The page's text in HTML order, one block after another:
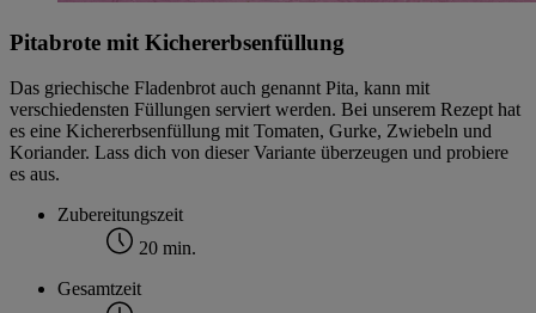
Pitabrote mit Kichererbsenfüllung
Das griechische Fladenbrot auch genannt Pita, kann mit
verschiedensten Füllungen serviert werden. Bei unserem Rezept hat
es eine Kichererbsenfüllung mit Tomaten, Gurke, Zwiebeln und
Koriander. Lass dich von dieser Variante überzeugen und probiere
es aus.
Zubereitungszeit
20 min.
Gesamtzeit